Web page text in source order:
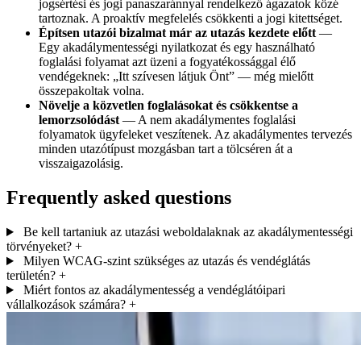
jogsértési és jogi panaszaránnyal rendelkező ágazatok közé
tartoznak. A proaktív megfelelés csökkenti a jogi kitettséget.
Építsen utazói bizalmat már az utazás kezdete előtt —
Egy akadálymentességi nyilatkozat és egy használható
foglalási folyamat azt üzeni a fogyatékossággal élő
vendégeknek: „Itt szívesen látjuk Önt” — még mielőtt
összepakoltak volna.
Növelje a közvetlen foglalásokat és csökkentse a
lemorzsolódást — A nem akadálymentes foglalási
folyamatok ügyfeleket veszítenek. Az akadálymentes tervezés
minden utazótípust mozgásban tart a tölcséren át a
visszaigazolásig.
Frequently asked questions
Be kell tartaniuk az utazási weboldalaknak az akadálymentességi
törvényeket? +
Milyen WCAG-szint szükséges az utazás és vendéglátás
területén? +
Miért fontos az akadálymentesség a vendéglátóipari
vállalkozások számára? +